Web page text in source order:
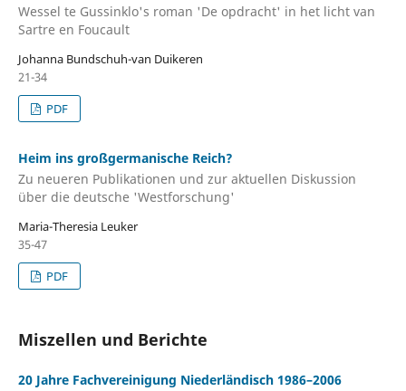
Wessel te Gussinklo's roman 'De opdracht' in het licht van
Sartre en Foucault
Johanna Bundschuh-van Duikeren
21-34
PDF
Heim ins großgermanische Reich?
Zu neueren Publikationen und zur aktuellen Diskussion
über die deutsche 'Westforschung'
Maria-Theresia Leuker
35-47
PDF
Miszellen und Berichte
20 Jahre Fachvereinigung Niederländisch 1986–2006